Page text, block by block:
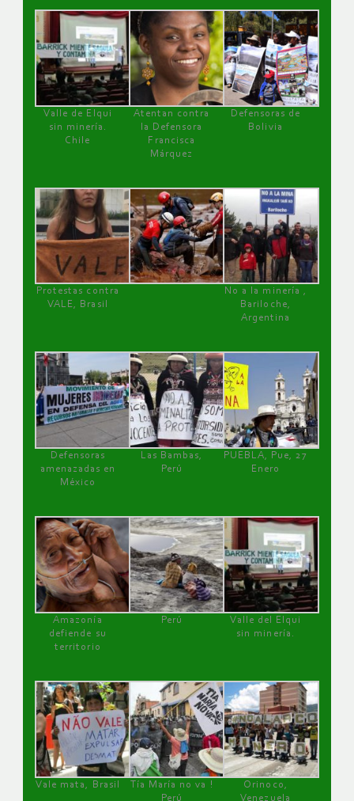
Valle de Elqui
sin minería.
Chile
Atentan contra
la Defensora
Francisca
Márquez
Defensoras de
Bolivia
Protestas contra
VALE, Brasil
No a la minería ,
Bariloche,
Argentina
Defensoras
amenazadas en
México
Las Bambas,
Perú
PUEBLA, Pue, 27
Enero
Amazonía
defiende su
territorio
Perú
Valle del Elqui
sin minería.
Vale mata, Brasil
Tía María no va !
Perú
Orinoco,
Venezuela